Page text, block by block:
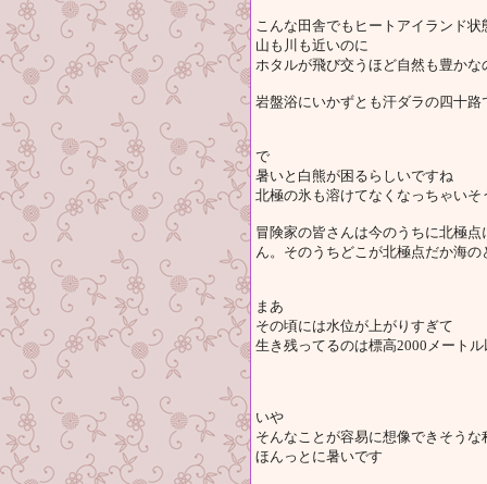
こんな田舎でもヒートアイランド状
山も川も近いのに
ホタルが飛び交うほど自然も豊かな
岩盤浴にいかずとも汗ダラの四十路
で
暑いと白熊が困るらしいですね
北極の氷も溶けてなくなっちゃいそ
冒険家の皆さんは今のうちに北極
ん。そのうちどこが北極点だか海
まあ
その頃には水位が上がりすぎて
生き残ってるのは標高2000メート
いや
そんなことが容易に想像できそうな
ほんっとに暑いです